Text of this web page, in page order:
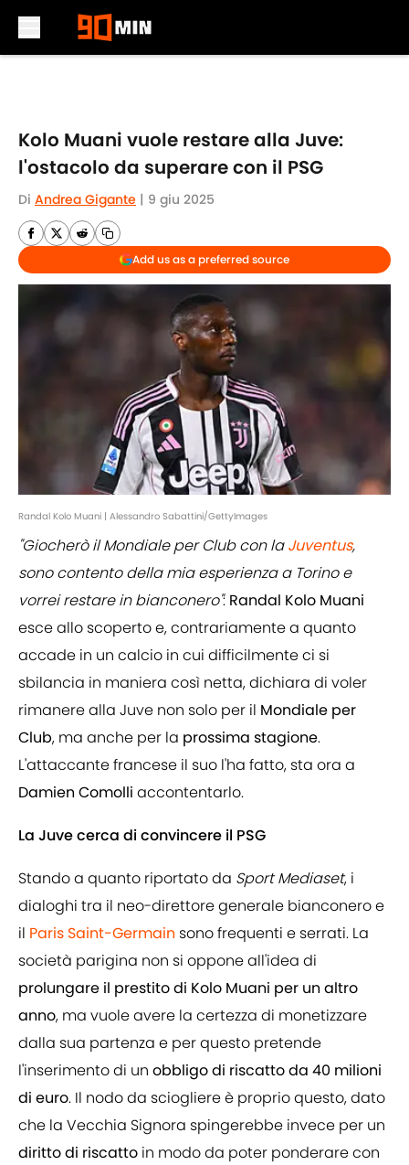
Kolo Muani vuole restare alla Juve:
l'ostacolo da superare con il PSG
Di Andrea Gigante | 9 giu 2025
Add us as a preferred source
Randal Kolo Muani | Alessandro Sabattini/GettyImages
"Giocherò il Mondiale per Club con laJuventus,
sono contento della mia esperienza a Torino e
vorrei restare in bianconero": Randal Kolo Muani
esce allo scoperto e, contrariamente a quanto
accade in un calcio in cui difficilmente ci si
sbilancia in maniera così netta, dichiara di voler
rimanere alla Juve non solo per il Mondiale per
Club, ma anche per la prossima stagione.
L'attaccante francese il suo l'ha fatto, sta ora a
Damien Comolli accontentarlo.
La Juve cerca di convincere il PSG
Stando a quanto riportato da Sport Mediaset, i
dialoghi tra il neo-direttore generale bianconero e
il Paris Saint-Germain sono frequenti e serrati. La
società parigina non si oppone all'idea di
prolungare il prestito di Kolo Muani per un altro
anno, ma vuole avere la certezza di monetizzare
dalla sua partenza e per questo pretende
l'inserimento di un obbligo di riscatto da 40 milioni
di euro. Il nodo da sciogliere è proprio questo, dato
che la Vecchia Signora spingerebbe invece per un
diritto di riscatto in modo da poter ponderare con